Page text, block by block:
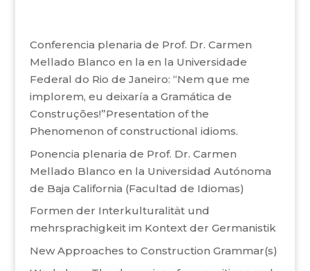
Conferencia plenaria de Prof. Dr. Carmen
Mellado Blanco en la en la Universidade
Federal do Rio de Janeiro: “Nem que me
implorem, eu deixaría a Gramática de
Construções!”Presentation of the
Phenomenon of constructional idioms.
Ponencia plenaria de Prof. Dr. Carmen
Mellado Blanco en la Universidad Autónoma
de Baja California (Facultad de Idiomas)
Formen der Interkulturalität und
mehrsprachigkeit im Kontext der Germanistik
New Approaches to Construction Grammar(s)